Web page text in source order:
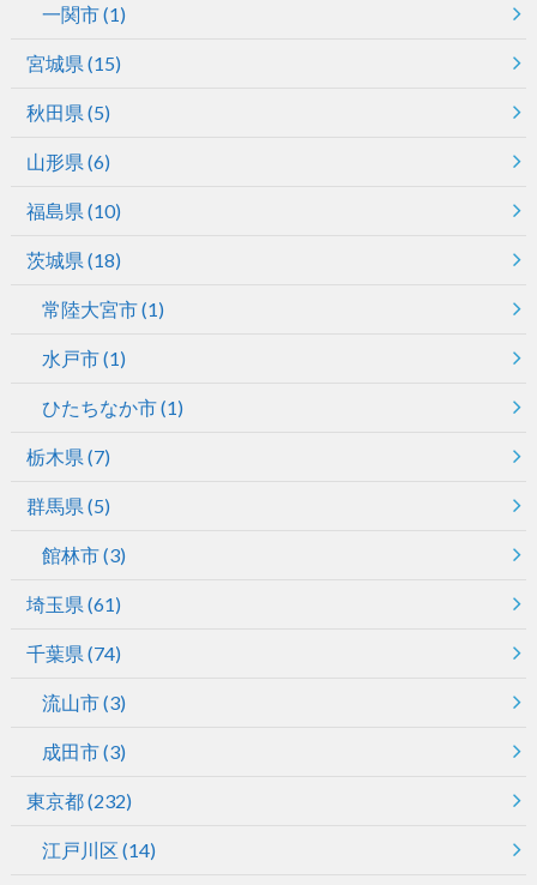
一関市(1)
宮城県 (15)
秋田県 (5)
山形県 (6)
福島県 (10)
茨城県 (18)
常陸大宮市(1)
水戸市(1)
ひたちなか市(1)
栃木県 (7)
群馬県 (5)
館林市(3)
埼玉県 (61)
千葉県 (74)
流山市(3)
成田市(3)
東京都(232)
江戸川区 (14)